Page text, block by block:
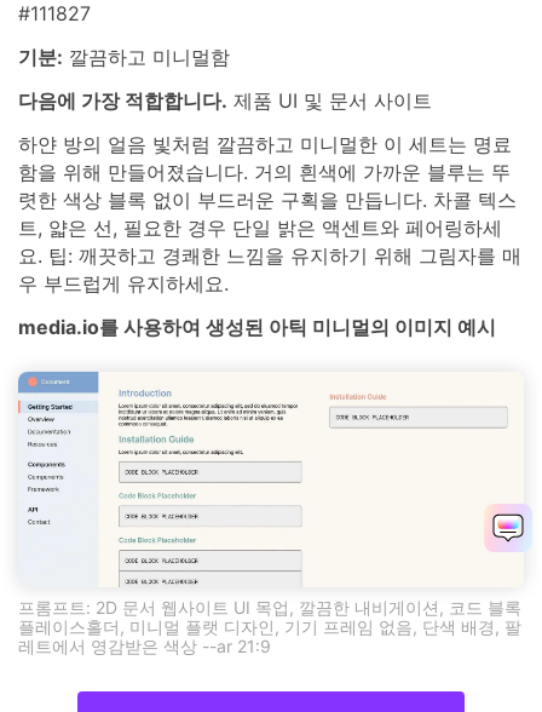
#111827
기분: 깔끔하고 미니멀함
다음에 가장 적합합니다. 제품 UI 및 문서 사이트
하얀 방의 얼음 빛처럼 깔끔하고 미니멀한 이 세트는 명료
함을 위해 만들어졌습니다. 거의 흰색에 가까운 블루는 뚜
렷한 색상 블록 없이 부드러운 구획을 만듭니다. 차콜 텍스
트, 얇은 선, 필요한 경우 단일 밝은 액센트와 페어링하세
요. 팁: 깨끗하고 경쾌한 느낌을 유지하기 위해 그림자를 매
우 부드럽게 유지하세요.
media.io를 사용하여 생성된 아틱 미니멀의 이미지 예시
프롬프트: 2D 문서 웹사이트 UI 목업, 깔끔한 내비게이션, 코드 블록
플레이스홀더, 미니멀 플랫 디자인, 기기 프레임 없음, 단색 배경, 팔
레트에서 영감받은 색상 --ar 21:9